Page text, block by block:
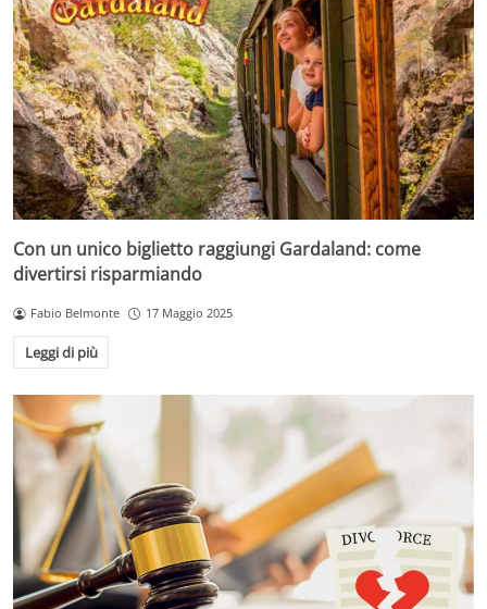
Con un unico biglietto raggiungi Gardaland: come
divertirsi risparmiando
Fabio Belmonte 17 Maggio 2025
Leggi di più